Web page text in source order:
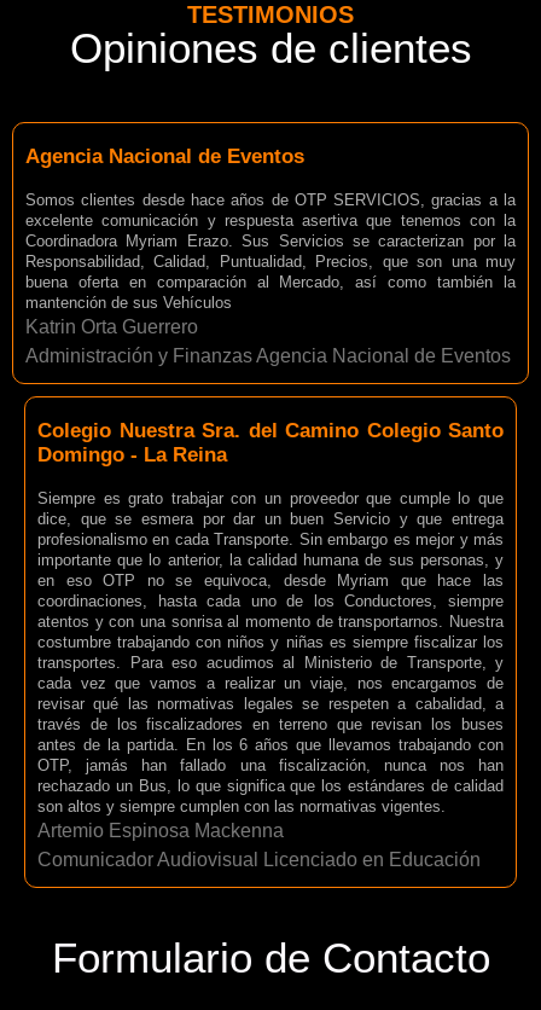
TESTIMONIOS
Opiniones de clientes
Agencia Nacional de Eventos
Somos clientes desde hace años de OTP SERVICIOS, gracias a la
excelente comunicación y respuesta asertiva que tenemos con la
Coordinadora Myriam Erazo. Sus Servicios se caracterizan por la
Responsabilidad, Calidad, Puntualidad, Precios, que son una muy
buena oferta en comparación al Mercado, así como también la
mantención de sus Vehículos
Katrin Orta Guerrero
Administración y Finanzas Agencia Nacional de Eventos
Colegio Nuestra Sra. del Camino Colegio Santo
Domingo - La Reina
Siempre es grato trabajar con un proveedor que cumple lo que
dice, que se esmera por dar un buen Servicio y que entrega
profesionalismo en cada Transporte. Sin embargo es mejor y más
importante que lo anterior, la calidad humana de sus personas, y
en eso OTP no se equivoca, desde Myriam que hace las
coordinaciones, hasta cada uno de los Conductores, siempre
atentos y con una sonrisa al momento de transportarnos. Nuestra
costumbre trabajando con niños y niñas es siempre fiscalizar los
transportes. Para eso acudimos al Ministerio de Transporte, y
cada vez que vamos a realizar un viaje, nos encargamos de
revisar qué las normativas legales se respeten a cabalidad, a
través de los fiscalizadores en terreno que revisan los buses
antes de la partida. En los 6 años que llevamos trabajando con
OTP, jamás han fallado una fiscalización, nunca nos han
rechazado un Bus, lo que significa que los estándares de calidad
son altos y siempre cumplen con las normativas vigentes.
Artemio Espinosa Mackenna
Comunicador Audiovisual Licenciado en Educación
Formulario de Contacto